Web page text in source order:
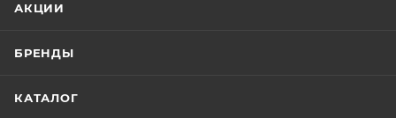
АКЦИИ
БРЕНДЫ
КАТАЛОГ